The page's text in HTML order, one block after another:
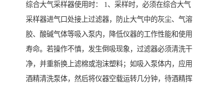
综合大气采样器使用时： 1、采样时，必须在综合大气
采样器进气口处接上过滤器，防止大气中的灰尘、气溶
胶、酸碱气体等吸入泵内，降低仪器的工作性能和使用
寿命。若操作不慎，发生倒吸现象，过滤器必须清洗干
净，并重新换上滤棉或泡沫塑料；如吸入泵体内，应用
酒精清洗泵体，然后将仪器空载运转几分钟，待酒精挥